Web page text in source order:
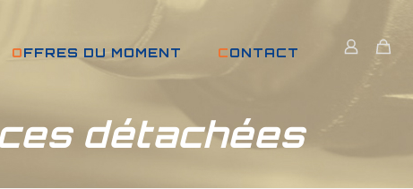
OFFRES DU MOMENT CONTACT
détachées